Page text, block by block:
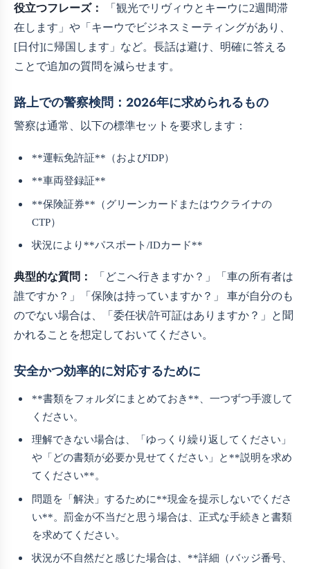
役立つフレーズ：
「観光でリヴィウとキーウに2週間滞
在します」や「キーウでビジネスミーティングがあり、
[日付]に帰国します」など。長話は避け、明確に答える
ことで追加の質問を減らせます。
路上での警察検問：2026年に求められるもの
警察は通常、以下の標準セットを要求します：
**運転免許証**（およびIDP）
**車両登録証**
**保険証券**（グリーンカードまたはウクライナの
CTP）
状況により**パスポート/IDカード**
典型的な質問：
「どこへ行きますか？」「車の所有者は
誰ですか？」「保険は持っていますか？」 車が自分のも
のでない場合は、「委任状/許可証はありますか？」と聞
かれることを想定しておいてください。
安全かつ効率的に対応するために
**書類をフォルダにまとめておき**、一つずつ手渡して
ください。
理解できない場合は、「ゆっくり繰り返してください」
や「どの書類が必要か見せてください」と**説明を求め
てください**。
問題を「解決」するために**現金を提示しないでくださ
い**。罰金が不当だと思う場合は、正式な手続きと書類
を求めてください。
状況が不自然だと感じた場合は、**詳細（バッジ番号、